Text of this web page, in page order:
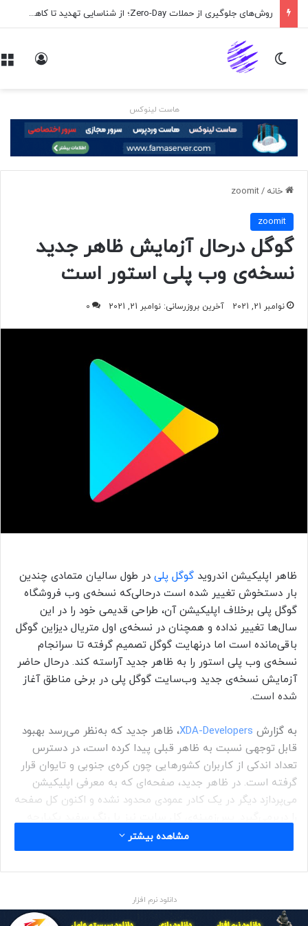
روش‌های جلوگیری از حملات Zero-Day؛ از شناسایی تهدید تا کاهش ریسک
تغییر پوسته
هاست لینوکس
خانه /
zoomit
zoomit
گوگل درحال آزمایش ظاهر جدید
نسخه‌ی وب پلی استور است
نوامبر 21, 2021 آخرین بروزرسانی: نوامبر 21, 2021 0
ظاهر اپلیکیشن اندروید گوگل پلی در طول سالیان متمادی چندین
بار دستخوش تغییر شده است درحالی‌که نسخه‌ی وب فروشگاه
گوگل پلی برخلاف اپلیکیشن آن، طراحی قدیمی خود را در این
سال‌ها تغییر نداده و همچنان در نسخه‌ی اول متریال دیزاین گوگل
باقی‌مانده است اما درنهایت گوگل تصمیم گرفته تا سرانجام
نسخه‌ی وب پلی استور را به ظاهر جدید آراسته کند. درحال حاضر
آزمایش نسخه‌ی جدید وب‌سایت گوگل‌ پلی در برخی مناطق آغاز
شده است.
به گزارش XDA-Developers، ظاهر جدید که به‌نظر می‌رسد بهبود
قابل توجهی نسبت به ظاهر قبلی پیدا کرده است، در دسترس
تعداد اندکی از کاربران کشورهایی چون کره‌ی جنوبی و تایوان قرار
گرفته است. در ظاهر جدید، صفحه‌ای که به معرفی اپلیکیشن
می‌پردازد دیگر در یک کادر عمودی محدود نشده و اکنون کل صفحه
شده و اندازه‌ی آیکون‌ها بزرگتر از قبل شده است. همچنین در هِدِر
صفحه‌ی برخی اپلیکیشن‌ها مانندنتفلیکس، یک تصویر که تا بالای
صفحه ادامه دارد، قرارداده شده است.
مشاهده بیشتر
دانلود نرم افزار